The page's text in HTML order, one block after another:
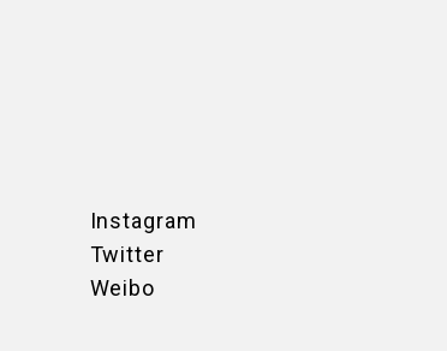
Instagram
Twitter
Weibo